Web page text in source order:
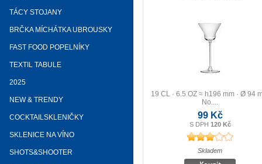
TÁCY STOJANY
BRČKA MÍCHÁTKA UBROUSKY
FAST FOOD POPELNÍKY
TEXTIL TABULE
2025
NEW & TRENDY
COCKTAILSKLENIČKY
SKLENICE NA VÍNO
SHOTS&SHOOTER
19 CL · 6.5 OZ ≈ h196 mm · Ø 94
No....
99 Kč
S DPH 120 Kč
Skladem